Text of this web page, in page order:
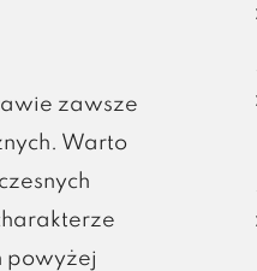
zawsze
Warto
powyżej